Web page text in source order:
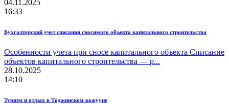
04.11.2025
16:33
Бухгалтерский учет списания сносимого объекта капитального строительства
Особенности учета при сносе капитального объекта Списание
объектов капитального строительства — р...
28.10.2025
14:10
Туризм и отдых в Тоджинском кожууне